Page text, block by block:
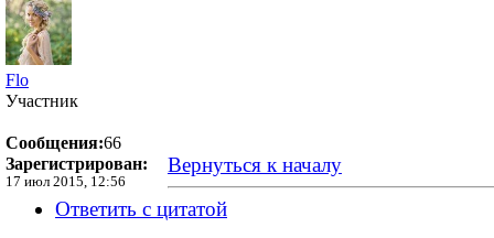
Flo
Участник
Сообщения:66
Зарегистрирован:
17 июл 2015, 12:56
Вернуться к началу
Ответить с цитатой